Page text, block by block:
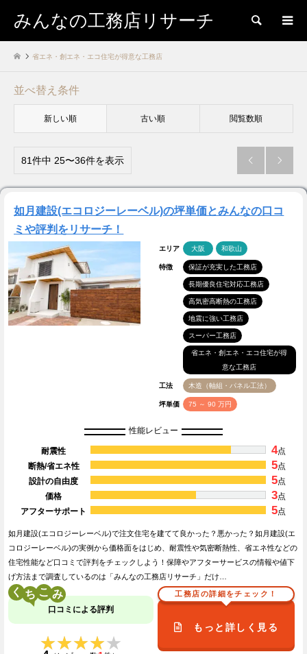
みんなの工務店リサーチ 検索
省エネ・創エネ・エコ住宅が得意な工務店
並べ替え条件
新しい順 古い順 閲覧数順
81件中 25〜36件を表示  
如月建設(エコロジーレーベル)の坪単価とみんなの口コ
ミや評判をリサーチ！
エリア 大阪 和歌山
特徴 保証が充実した工務店
長期優良住宅対応工務店
高気密高断熱の工務店
地震に強い工務店
スーパー工務店
省エネ・創エネ・エコ住宅が得
意な工務店
工法 木造（軸組・パネル工法）
坪単価 75 ～ 90 万円
性能レビュー
耐震性 4点
断熱/省エネ性
5点
設計の自由度
5点
価格
3点
アフターサポート
5点
如月建設(エコロジーレーベル)で注文住宅を建てて良かった？悪かった？如月建設(エ
コロジーレーベル)の実例から価格面をはじめ、耐震性や気密断熱性、省エネ性などの
住宅性能など口コミで評判をチェックしよう！保障やアフターサービスの情報や値下
げ方法まで調査しているのは「みんなの工務店リサーチ」だけ…
く こ
口コミによる評判
★★★★★
★★★★★
工務店の詳細をチェック！
もっと詳しく見る